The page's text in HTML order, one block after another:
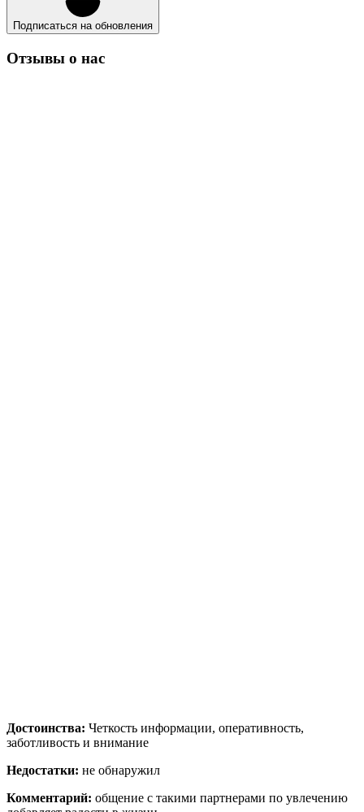
Подписаться на обновления
Отзывы о нас
Достоинства: Четкость информации, оперативность,
заботливость и внимание
Недостатки: не обнаружил
Комментарий: общение с такими партнерами по увлечению